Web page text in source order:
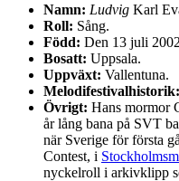
Namn: Ludvig Karl
Roll: Sång.
Född: Den 13 juli
Bosatt: Uppsala.
Uppväxt: Vallentuna.
Melodifestivalhistorik:
Övrigt: Hans mormor
år lång bana på SVT
när Sverige för första
Contest, i
nyckelroll i arkivklipp